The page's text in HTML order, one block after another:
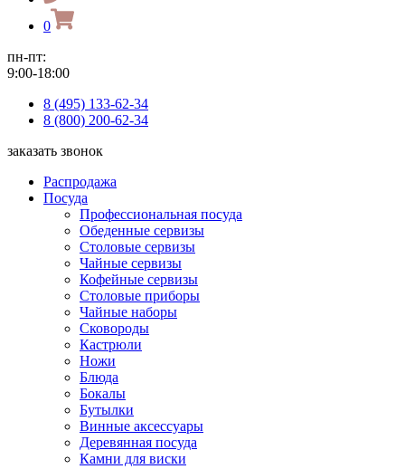
0
пн-пт:
9:00-18:00
8 (495) 133-62-34
8 (800) 200-62-34
заказать звонок
Распродажа
Посуда
Профессиональная посуда
Обеденные сервизы
Столовые сервизы
Чайные сервизы
Кофейные сервизы
Столовые приборы
Чайные наборы
Сковороды
Кастрюли
Ножи
Блюда
Бокалы
Бутылки
Винные аксессуары
Деревянная посуда
Камни для виски